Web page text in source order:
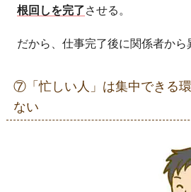
根回しを完了させる。
だから、仕事完了後に関係者から
⑦「忙しい人」は集中できる
ない